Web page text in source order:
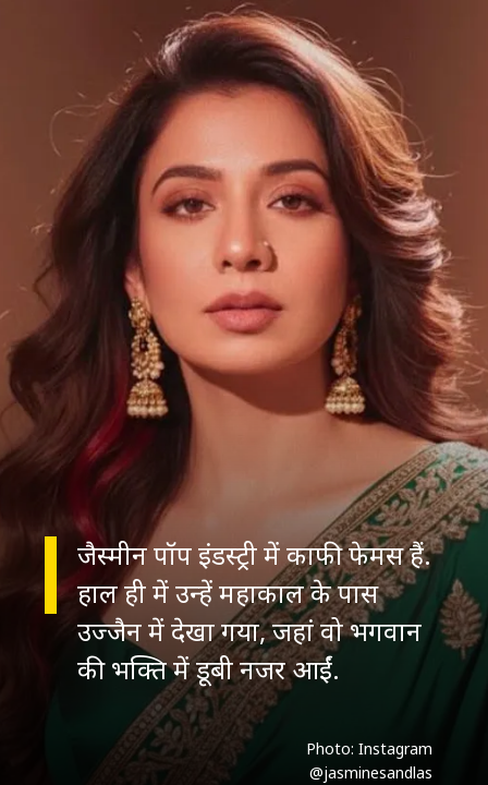
जैस्मीन पॉप इंडस्ट्री में काफी फेमस हैं.
हाल ही में उन्हें महाकाल के पास
उज्जैन में देखा गया, जहां वो भगवान
की भक्ति में डूबी नजर आईं.
Photo: Instagram
@jasminesandlas